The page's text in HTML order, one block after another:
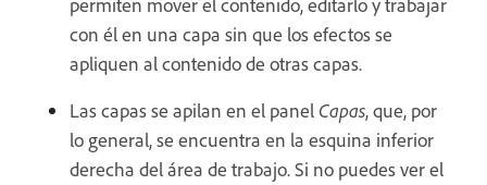
con él en una capa sin que los efectos se
apliquen al contenido de otras capas.
Las capas se apilan en el panel Capas, que, por
lo general, se encuentra en la esquina inferior
derecha del área de trabajo. Si no puedes ver el